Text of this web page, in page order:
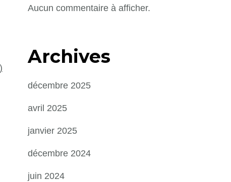
Aucun commentaire à afficher.
Archives
décembre 2025
avril 2025
janvier 2025
décembre 2024
juin 2024